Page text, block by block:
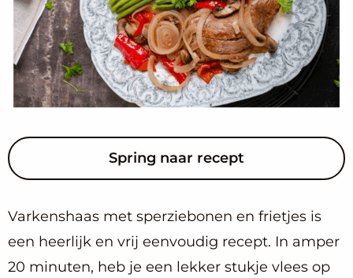
Spring naar recept
Varkenshaas met sperziebonen en frietjes is
een heerlijk en vrij eenvoudig recept. In amper
20 minuten, heb je een lekker stukje vlees op